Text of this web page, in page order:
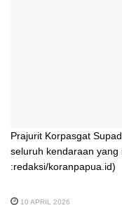
Prajurit Korpasgat
seluruh kendaraan
:redaksi/koranpapua.id)
10 APRIL 2026